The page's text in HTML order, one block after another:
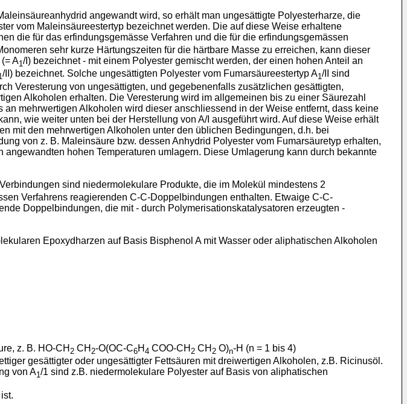
angewandt wird, so erhält man ungesättigte Polyesterharze, die
vom Maleinsäureestertyp bezeichnet werden. Die auf diese Weise erhaltene
die für das erfindungsgemässe Verfahren und die für die erfindungsgemässen
sehr kurze Härtungszeiten für die härtbare Masse zu erreichen, kann dieser
A1/I) bezeichnet - mit einem Polyester gemischt werden, der einen hohen Anteil an
/II) bezeichnet. Solche ungesättigten Polyester vom Fumarsäureestertyp A1/II sind
Veresterung von ungesättigten, und gegebenenfalls zusätzlichen gesättigten,
Alkoholen erhalten. Die Veresterung wird im allgemeinen bis zu einer Säurezahl
mehrwertigen Alkoholen wird dieser anschliessend in der Weise entfernt, dass keine
wie weiter unten bei der Herstellung von A/I ausgeführt wird. Auf diese Weise erhält
mit den mehrwertigen Alkoholen unter den üblichen Bedingungen, d.h. bei
von z. B. Maleinsäure bzw. dessen Anhydrid Polyester vom Fumarsäuretyp erhalten,
hohen Temperaturen umlagern. Diese Umlagerung kann durch bekannte
sind niedermolekulare Produkte, die im Molekül mindestens 2
Verfahrens reagierenden C-C-Doppelbindungen enthalten. Etwaige C-C-
Doppelbindungen, die mit - durch Polymerisationskatalysatoren erzeugten -
Epoxydharzen auf Basis Bisphenol A mit Wasser oder aliphatischen Alkoholen
z. B. HO-CH 2 CH 2-O(OC-C6H 4 COO-CH 2 CH 2 O)n-H (n = 1 bis 4)
gesättigter oder ungesättigter Fettsäuren mit dreiwertigen Alkoholen, z.B. Ricinusöl.
von A1/1 sind z.B. niedermolekulare Polyester auf Basis von aliphatischen